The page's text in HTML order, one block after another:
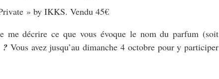
» by IKKS. Vendu 45€
me décrire ce que vous évoque le nom du parfum (soit
? Vous avez jusqu’au dimanche 4 octobre pour y participer